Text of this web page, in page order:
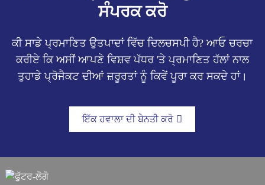
ਸੰਪਰਕ ਕਰੋ
ਕੀ ਸਾਡੇ ਪ੍ਰਮਾਣਿਤ ਉਤਪਾਦਾਂ ਵਿੱਚ ਦਿਲਚਸਪੀ ਹੈ? ਆਓ ਚਰਚਾ
ਕਰੀਏ ਕਿ ਅਸੀਂ ਆਪਣੇ ਵਿਸ਼ਵ ਪੱਧਰ 'ਤੇ ਪ੍ਰਮਾਣਿਤ ਹੱਲਾਂ ਨਾਲ
ਤੁਹਾਡੇ ਪ੍ਰੋਜੈਕਟ ਦੀਆਂ ਜ਼ਰੂਰਤਾਂ ਨੂੰ ਕਿਵੇਂ ਪੂਰਾ ਕਰ ਸਕਦੇ ਹਾਂ।
ਇੱਕ ਹਵਾਲਾ ਦੀ ਬੇਨਤੀ ਕਰੋ